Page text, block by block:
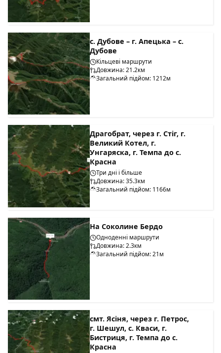
с. Дубове – г. Апецька – с.
Дубове
Кільцеві маршрути
Довжина: 21.2км
Загальний підйом: 1212м
Драгобрат, через г. Стіг, г.
Великий Котел, г.
Унгаряска, г. Темпа до с.
Красна
Три дні і більше
Довжина: 35.3км
Загальний підйом: 1166м
На Соколине Бердо
Одноденні маршрути
Довжина: 2.3км
Загальний підйом: 21м
смт. Ясіня, через г. Петрос,
г. Шешул, с. Кваси, г.
Бистриця, г. Темпа до с.
Красна